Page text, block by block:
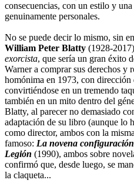
consecuencias, con un estilo y
genuinamente personales.
No se puede decir lo mismo, sin
William Peter Blatty (1928-
exorcista, que sería un gran éxito
Warner a comprar sus derechos y
homónima en 1973, con
convirtiéndose en un tremendo
también en un mito dentro del
Blatty, al parecer no demasiado
adaptación de su libro (aunque lo
como director, ambos con la
famoso: La novena configuración
Legión (1990), ambos sobre
confirmó que, desde luego, se
la claqueta...